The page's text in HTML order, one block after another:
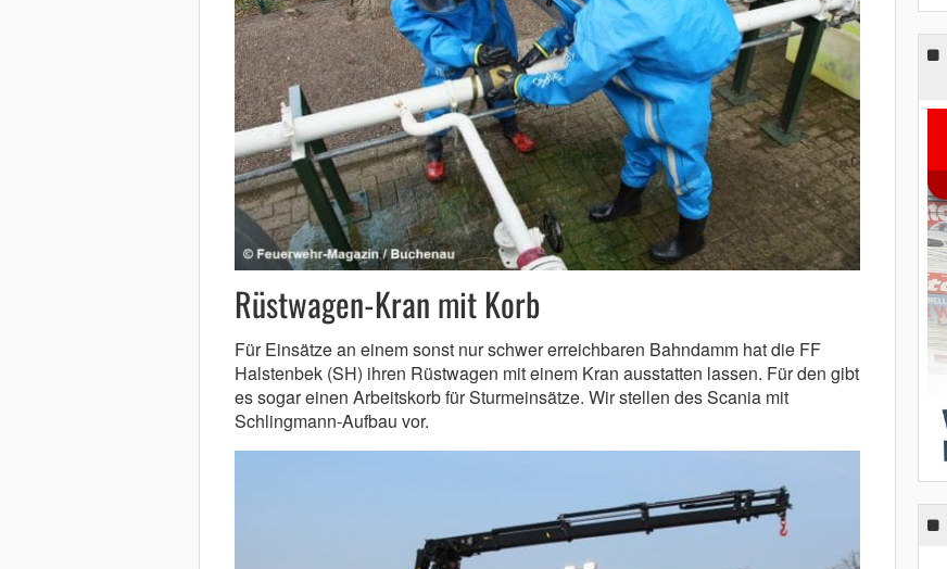
Rüstwagen-Kran mit Korb
Für Einsätze an einem sonst nur schwer erreichbaren Bahndamm hat die FF
Halstenbek (SH) ihren Rüstwagen mit einem Kran ausstatten lassen. Für den gibt
es sogar einen Arbeitskorb für Sturmeinsätze. Wir stellen des Scania mit
Schlingmann-Aufbau vor.